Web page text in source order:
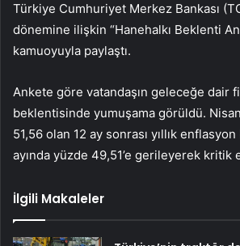
Türkiye Cumhuriyet Merkez Bankası
dönemine ilişkin “Hanehalkı Beklenti
kamuoyuyla paylaştı.
Ankete göre vatandaşın geleceğe dair
beklentisinde yumuşama görüldü.
51,56 olan 12 ay sonrası yıllık
ayında yüzde 49,51’e gerileyerek kritik
İlgili Makaleler